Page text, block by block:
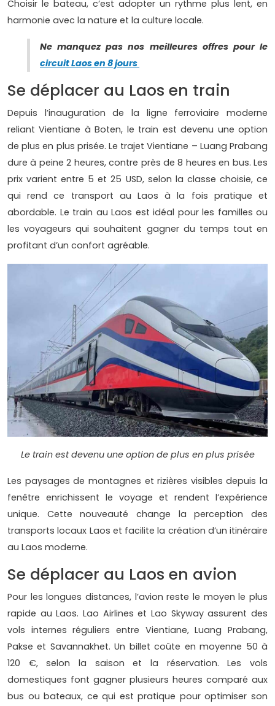
Choisir le bateau, c’est adopter un rythme plus lent, en
harmonie avec la nature et la culture locale.
Ne manquez pas nos meilleures offres pour le
circuit Laos en 8 jours
Se déplacer au Laos en train
Depuis l’inauguration de la ligne ferroviaire moderne
reliant Vientiane à Boten, le train est devenu une option
de plus en plus prisée. Le trajet Vientiane – Luang Prabang
dure à peine 2 heures, contre près de 8 heures en bus. Les
prix varient entre 5 et 25 USD, selon la classe choisie, ce
qui rend ce transport au Laos à la fois pratique et
abordable. Le train au Laos est idéal pour les familles ou
les voyageurs qui souhaitent gagner du temps tout en
profitant d’un confort agréable.
Le train est devenu une option de plus en plus prisée
Les paysages de montagnes et rizières visibles depuis la
fenêtre enrichissent le voyage et rendent l’expérience
unique. Cette nouveauté change la perception des
transports locaux Laos et facilite la création d’un itinéraire
au Laos moderne.
Se déplacer au Laos en avion
Pour les longues distances, l’avion reste le moyen le plus
rapide au Laos. Lao Airlines et Lao Skyway assurent des
vols internes réguliers entre Vientiane, Luang Prabang,
Pakse et Savannakhet. Un billet coûte en moyenne 50 à
120 €, selon la saison et la réservation. Les vols
domestiques font gagner plusieurs heures comparé aux
bus ou bateaux, ce qui est pratique pour optimiser son